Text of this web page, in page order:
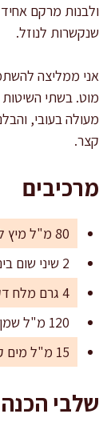
ולבנות מרקם
שנקשרות לנוזל.
אני ממליצה
מוט. בשתי
מעולה בעובי,
קצר.
מרכיבים
80 מ"ל מיץ לימון סחוט טרי
2 שיני שום בינוניות, כתושות דק מאוד
4 גרם מלח דק
120 מ"ל שמן זית עדין או שמן קנולה (לבחירה)
15 מ"ל מים קרים
שלבי הכנה